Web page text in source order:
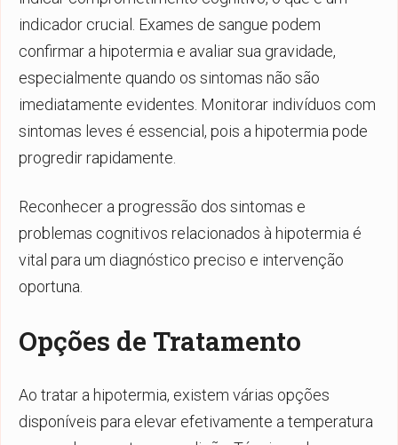
indicador crucial. Exames de sangue podem
confirmar a hipotermia e avaliar sua gravidade,
especialmente quando os sintomas não são
imediatamente evidentes. Monitorar indivíduos com
sintomas leves é essencial, pois a hipotermia pode
progredir rapidamente.
Reconhecer a progressão dos sintomas e
problemas cognitivos relacionados à hipotermia é
vital para um diagnóstico preciso e intervenção
oportuna.
Opções de Tratamento
Ao tratar a hipotermia, existem várias opções
disponíveis para elevar efetivamente a temperatura